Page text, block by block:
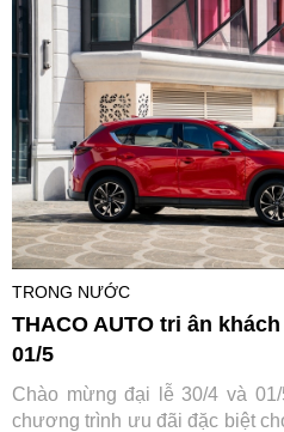
TRONG NƯỚC
THACO AUTO tri ân
01/5
Chào mừng đại lễ 30/4 và
chương trình ưu đãi đặc biệt